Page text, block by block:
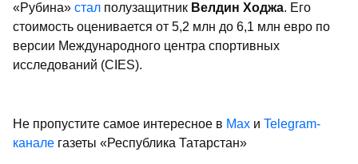
«Рубина» стал полузащитник Велдин Ходжа. Его
стоимость оценивается от 5,2 млн до 6,1 млн евро по
версии Международного центра спортивных
исследований (CIES).
Не пропустите самое интересное в Max и Telegram-
канале газеты «Республика Татарстан»